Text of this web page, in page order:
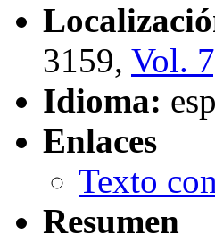
3159, Vol.
Idioma:
Enlaces
Texto
Resumen